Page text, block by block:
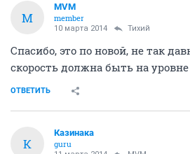
M
MVM
member
10 марта 2014 Тихий
Спасибо, это по новой, не так
скорость должна быть на уровне
ОТВЕТИТЬ
К
Казинака
guru